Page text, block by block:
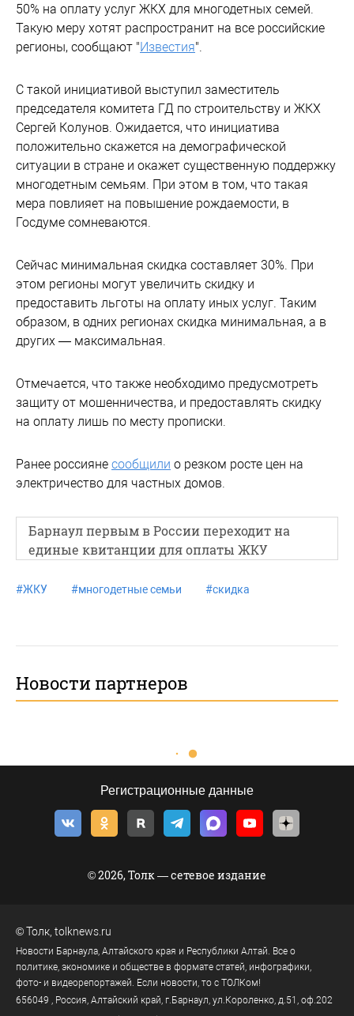
50% на оплату услуг ЖКХ для многодетных семей.
Такую меру хотят распространит на все российские
регионы, сообщают "Известия".
С такой инициативой выступил заместитель
председателя комитета ГД по строительству и ЖКХ
Сергей Колунов. Ожидается, что инициатива
положительно скажется на демографической
ситуации в стране и окажет существенную поддержку
многодетным семьям. При этом в том, что такая
мера повлияет на повышение рождаемости, в
Госдуме сомневаются.
Сейчас минимальная скидка составляет 30%. При
этом регионы могут увеличить скидку и
предоставить льготы на оплату иных услуг. Таким
образом, в одних регионах скидка минимальная, а в
других — максимальная.
Отмечается, что также необходимо предусмотреть
защиту от мошенничества, и предоставлять скидку
на оплату лишь по месту прописки.
Ранее россияне сообщили о резком росте цен на
электричество для частных домов.
Барнаул первым в России переходит на
единые квитанции для оплаты ЖКУ
#ЖКУ #многодетные семьи #скидка
Новости партнеров
Регистрационные данные
© 2026, Толк — сетевое издание
©Толк tolknews.ru
Новости Барнаула, Алтайского края и Республики Алтай. Все о
политике, экономике и обществе в формате статей, инфографики,
фото- и видеорепортажей. Если новости, то с ТОЛКом!
656049
, Россия, Алтайский край, г. Барнаул ул.Короленко, д.51, оф.202